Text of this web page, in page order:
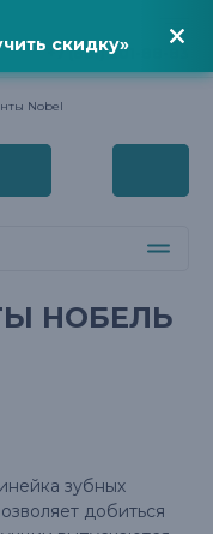
+7 (861) 201-88-83
Nobel
НОБЕЛЬ
зубных
добиться
скидку»